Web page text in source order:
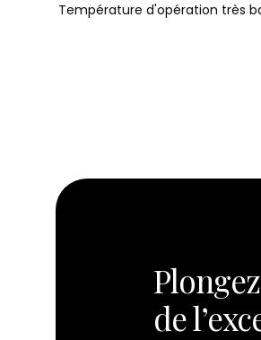
Température d'opération très
de